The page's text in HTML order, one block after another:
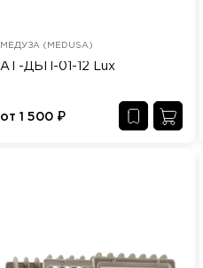
МЕДУЗА (MEDUSA)
АТ-ДБП-01-12 Lux
от 1 500 ₽